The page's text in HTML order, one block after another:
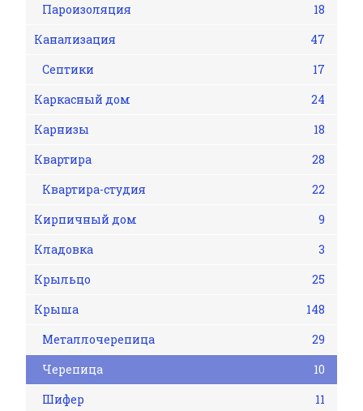
Пароизоляция
18
Канализация
47
Септики
17
Каркасный дом
24
Карнизы
18
Квартира
28
Квартира-студия
22
Кирпичный дом
9
Кладовка
3
Крыльцо
25
Крыша
148
Металлочерепица
29
Черепица
10
Шифер
11